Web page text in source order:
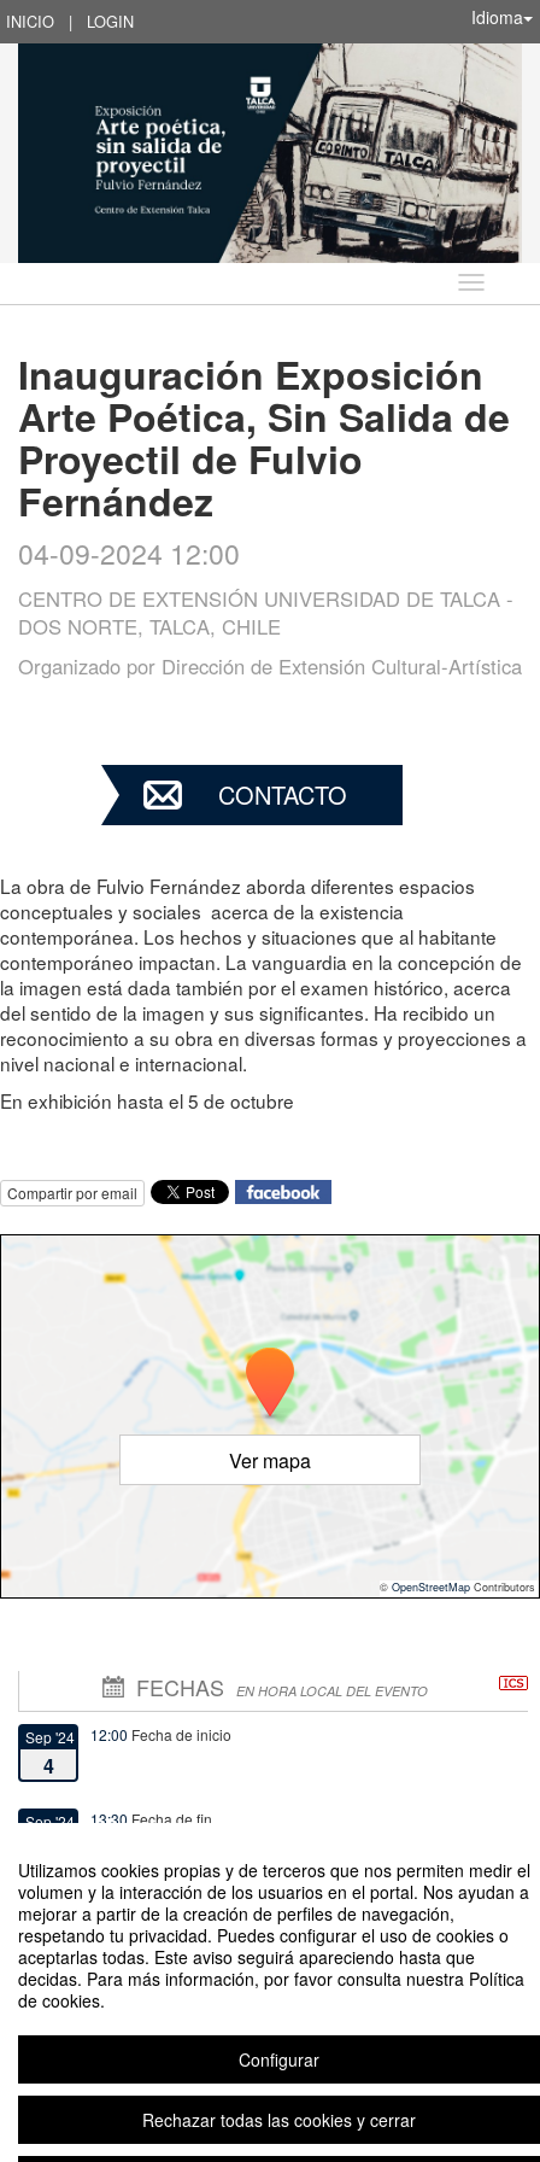
Utilizamos cookies propias y de terceros que nos permiten medir el
volumen y la interacción de los usuarios en el portal. Nos ayudan a
mejorar a partir de la creación de perfiles de navegación,
respetando tu privacidad. Puedes configurar el uso de cookies o
aceptarlas todas. Este aviso seguirá apareciendo hasta que
decidas. Para más información, por favor consulta nuestra Política
de cookies.
Configurar
Rechazar todas las cookies y cerrar
INICIO | LOGIN Idioma
Idioma
Inauguración Exposición
Arte Poética, Sin Salida de
Proyectil de Fulvio
Fernández
04-09-2024 12:00
CENTRO DE EXTENSIÓN UNIVERSIDAD DE TALCA -
DOS NORTE, TALCA, CHILE
Organizado por Dirección de Extensión Cultural-Artística
CONTACTO
La obra de Fulvio Fernández aborda diferentes espacios
conceptuales y sociales acerca de la existencia
contemporánea. Los hechos y situaciones que al habitante
contemporáneo impactan. La vanguardia en la concepción de
la imagen está dada también por el examen histórico, acerca
del sentido de la imagen y sus significantes. Ha recibido un
reconocimiento a su obra en diversas formas y proyecciones a
nivel nacional e internacional.
En exhibición hasta el 5 de octubre
Compartir por email
Ver mapa
© OpenStreetMap Contributors
FECHAS EN HORA LOCAL DEL EVENTO
Sep '24
4
12:00 Fecha de inicio
Sep '24 13:30 Fecha de fin
Inauguración Exposición Arte Poética, Sin Salida de Proyectil de Fulvio
Fernández
Contacto
Plataforma de organización de eventos Symposium